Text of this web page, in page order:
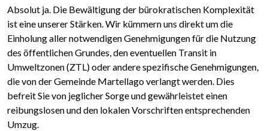
Absolut ja. Die Bewältigung der bürokratischen Komplexität
ist eine unserer Stärken. Wir kümmern uns direkt um die
Einholung aller notwendigen Genehmigungen für die Nutzung
des öffentlichen Grundes, den eventuellen Transit in
Umweltzonen (ZTL) oder andere spezifische Genehmigungen,
die von der Gemeinde Martellago verlangt werden. Dies
befreit Sie von jeglicher Sorge und gewährleistet einen
reibungslosen und den lokalen Vorschriften entsprechenden
Umzug.